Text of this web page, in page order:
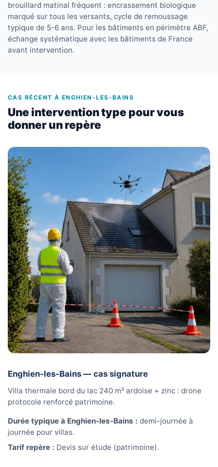
brouillard matinal fréquent : encrassement biologique
marqué sur tous les versants, cycle de remoussage
typique de 5-6 ans. Pour les bâtiments en périmètre ABF,
échange systématique avec les bâtiments de France
avant intervention.
CAS RÉCENT À ENGHIEN-LES-BAINS
Une intervention type pour vous
donner un repère
Enghien-les-Bains — cas signature
Villa thermale bord du lac 240 m² ardoise + zinc : drone
protocole renforcé patrimoine.
Durée typique à Enghien-les-Bains : demi-journée à
journée pour villas.
Tarif repère : Devis sur étude (patrimoine).